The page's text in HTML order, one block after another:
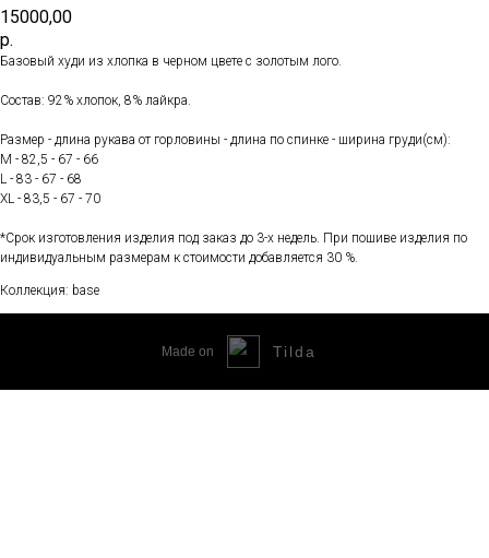
15000,00
р.
Базовый худи из хлопка в черном цвете с золотым лого.
Состав: 92% хлопок, 8% лайкра.
Размер - длина рукава от горловины - длина по спинке - ширина груди(см):
М - 82,5 - 67 - 66
L - 83 - 67 - 68
XL - 83,5 - 67 - 70
*Срок изготовления изделия под заказ до 3-х недель. При пошиве изделия по
индивидуальным размерам к стоимости добавляется 30 %.
Коллекция: base
Made on Tilda